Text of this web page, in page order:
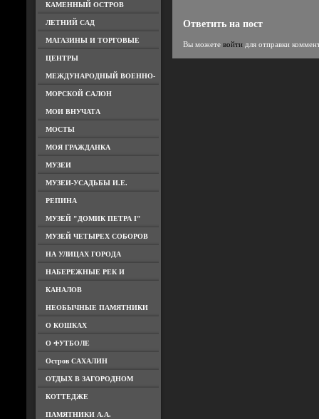
КАМЕННЫЙ ОСТРОВ
ЛЕТНИЙ САД
МАГАЗИНЫ И ТОРГОВЫЕ
ЦЕНТРЫ
МЕЖДУНАРОДНЫЙ ВОЕННО-
МОРСКОЙ САЛОН
МОИ ВНУЧАТА
МОСТЫ
МОЯ ГРАЖДАНКА
МУЗЕИ
МУЗЕИ-УСАДЬБЫ И.Е.
РЕПИНА
МУЗЕЙ "ДОМИК ПЕТРА I"
МУЗЕЙ ЧЕТЫРЕХ СОБОРОВ
НА УЛИЦАХ ГОРОДА
НАБЕРЕЖНЫЕ РЕК И
КАНАЛОВ
НЕОБЫЧНЫЕ ПАМЯТНИКИ
О КОШКАХ
О ФУТБОЛЕ
Остров САХАЛИН
ОТДЫХ В ЗАГОРОДНОМ
КОТТЕДЖЕ
ПАМЯТНИКИ А.А.
Ответить на пост
Вы можете войтидля отправки